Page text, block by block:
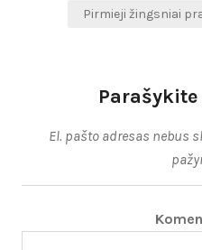
įrašųPirmieji žingsniai
El. pašto adresas nebus